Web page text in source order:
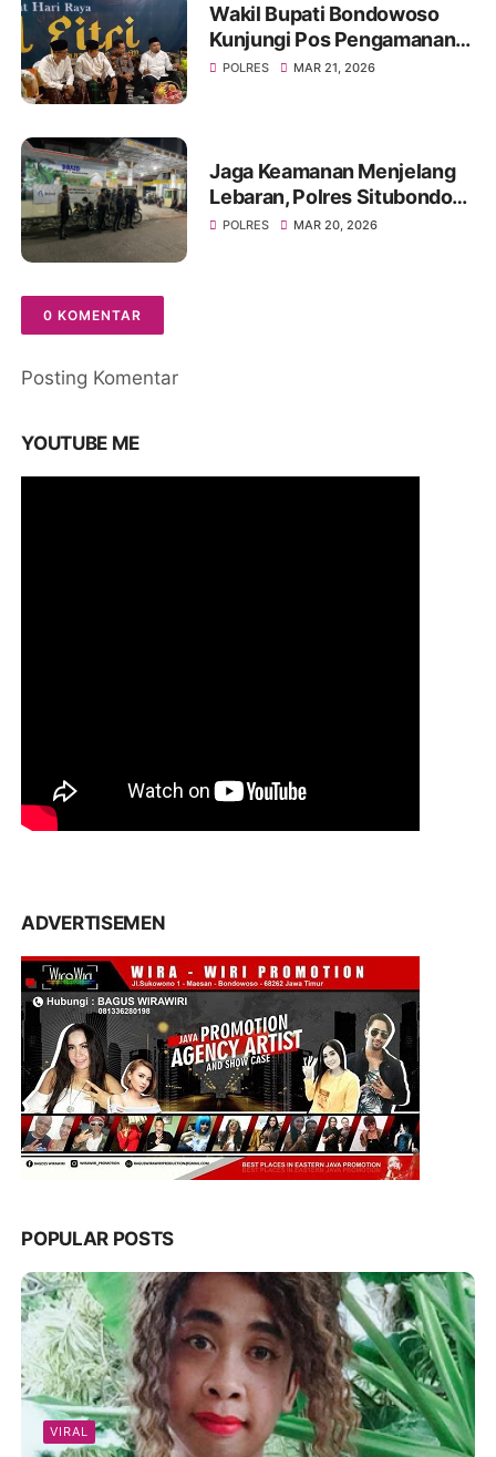
Wakil Bupati Bondowoso
Kunjungi Pos Pengamanan
Lebaran 2026
POLRES MAR 21, 2026
Jaga Keamanan Menjelang
Lebaran, Polres Situbondo
Intensifkan Patroli Sisir
POLRES MAR 20, 2026
0 KOMENTAR
Posting Komentar
YOUTUBE ME
ADVERTISEMEN
POPULAR POSTS
VIRAL